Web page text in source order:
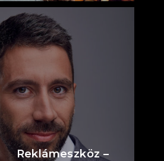
Reklámeszköz –